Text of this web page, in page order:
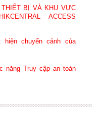
THIẾT BỊ VÀ KHU VỰC
ACCESS
chuyển cảnh của
năng Truy cập an toàn